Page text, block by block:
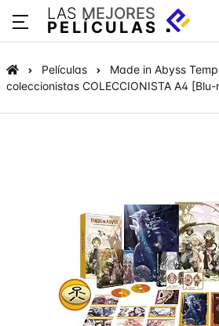
LAS MEJORES
PELÍCULAS
Películas
Made in Abyss
coleccionistas COLECCIONISTA A4